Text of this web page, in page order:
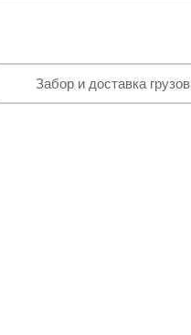
Забор и доставка грузов